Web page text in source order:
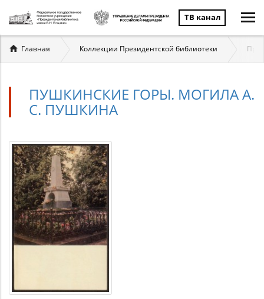
ТВ канал
Вы
здесь
Главная Коллекции Президентской библиотеки
ПУШКИНСКИЕ ГОРЫ. МОГИЛА А.
С. ПУШКИНА